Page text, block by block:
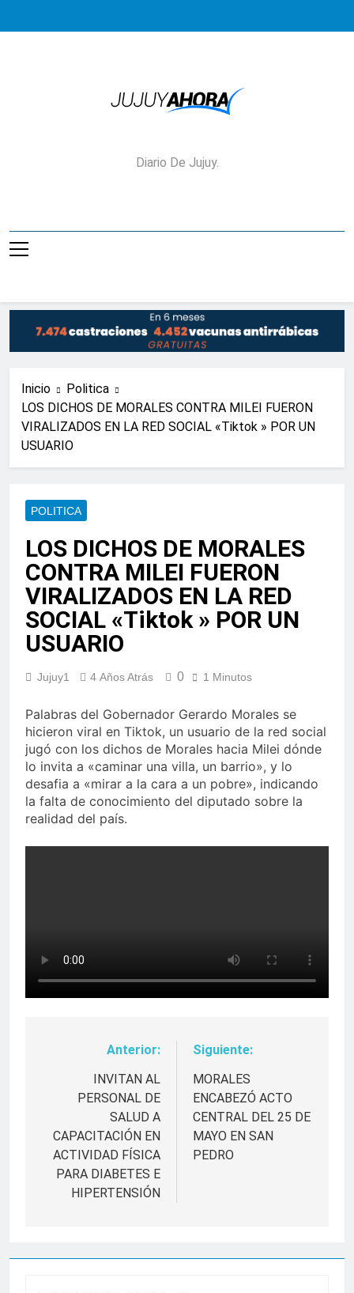
Jujuy Ahora!
Diario De Jujuy.
Inicio
Politica
LOS DICHOS DE MORALES CONTRA MILEI FUERON
VIRALIZADOS EN LA RED SOCIAL «Tiktok » POR UN
USUARIO
POLITICA
LOS DICHOS DE MORALES
CONTRA MILEI FUERON
VIRALIZADOS EN LA RED
SOCIAL «Tiktok » POR UN
USUARIO
Jujuy1 4 Años Atrás 0 1 Minutos
Palabras del Gobernador Gerardo Morales se
hicieron viral en Tiktok, un usuario de la red social
jugó con los dichos de Morales hacia Milei dónde
lo invita a «caminar una villa, un barrio», y lo
desafia a «mirar a la cara a un pobre», indicando
la falta de conocimiento del diputado sobre la
realidad del país.
Navegación
entradas
Anterior:
INVITAN AL
PERSONAL DE
SALUD A
CAPACITACIÓN EN
ACTIVIDAD FÍSICA
PARA DIABETES E
HIPERTENSIÓN
Siguiente:
MORALES
ENCABEZÓ ACTO
CENTRAL DEL 25 DE
MAYO EN SAN
PEDRO